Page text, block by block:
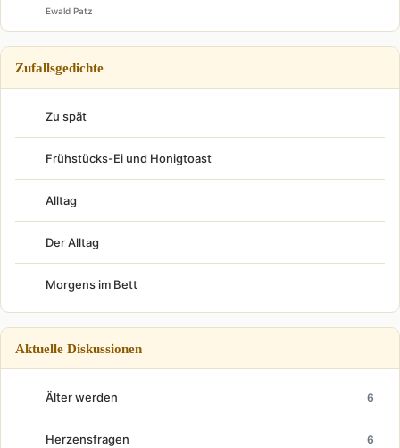
Ewald Patz
Zufallsgedichte
Zu spät
Frühstücks-Ei und Honigtoast
Alltag
Der Alltag
Morgens im Bett
Aktuelle Diskussionen
Älter werden 6
Herzensfragen 6